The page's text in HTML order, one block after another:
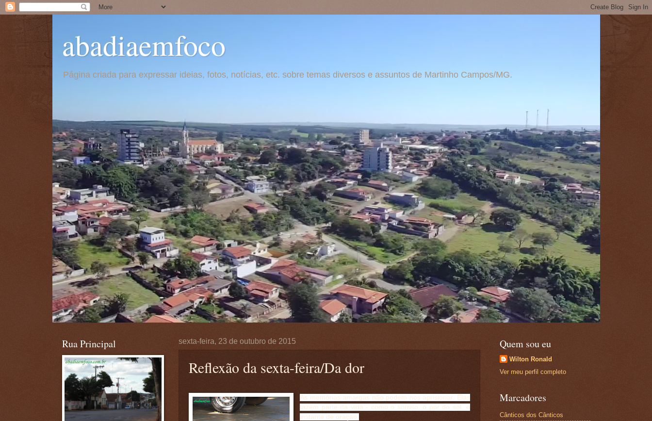
abadiaemfoco
Página criada para expressar ideias, fotos, notícias, etc. sobre temas diversos e assuntos de Martinho Campos/MG.
sexta-feira, 23 de outubro de 2015
Reflexão da sexta-feira/Da dor
As memórias amargas não podem nos aprisionar. Elas
fazem parte da vida - como o sorriso, o por do sol, o
instante de oração.
Rua Principal Quem sou eu
Wilton Ronald
Ver meu perfil completo
Marcadores
Cânticos dos Cânticos